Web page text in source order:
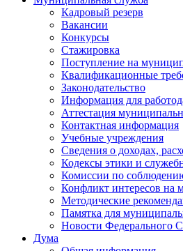
Кадровый резерв
Вакансии
Конкурсы
Стажировка
Поступление на
Квалификационные
Законодательство
Информация для
Аттестация
Контактная информация
Учебные учреждения
Сведения о доходах,
Кодексы этики и
Комиссии по
Конфликт интересов на
Методические
Памятка для
Новости Федерального
Дума